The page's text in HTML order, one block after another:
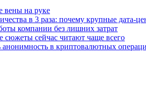
вены на руке
в 3 раза: почему крупные дата-
компании без лишних затрат
сюжеты сейчас читают чаще всего
анонимность в криптовалютных